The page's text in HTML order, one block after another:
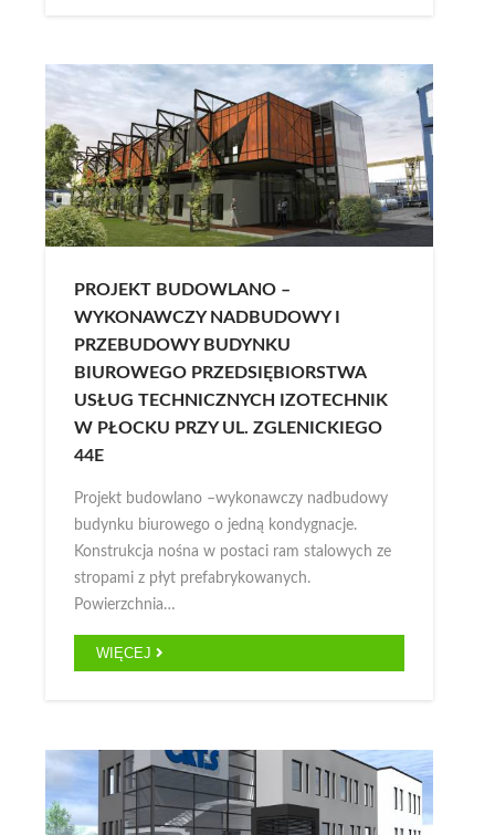
PROJEKT BUDOWLANO –
WYKONAWCZY NADBUDOWY I
PRZEBUDOWY BUDYNKU
BIUROWEGO PRZEDSIĘBIORSTWA
USŁUG TECHNICZNYCH IZOTECHNIK
W PŁOCKU PRZY UL. ZGLENICKIEGO
44E
Projekt budowlano –wykonawczy nadbudowy
budynku biurowego o jedną kondygnacje.
Konstrukcja nośna w postaci ram stalowych ze
stropami z płyt prefabrykowanych.
Powierzchnia…
WIĘCEJ